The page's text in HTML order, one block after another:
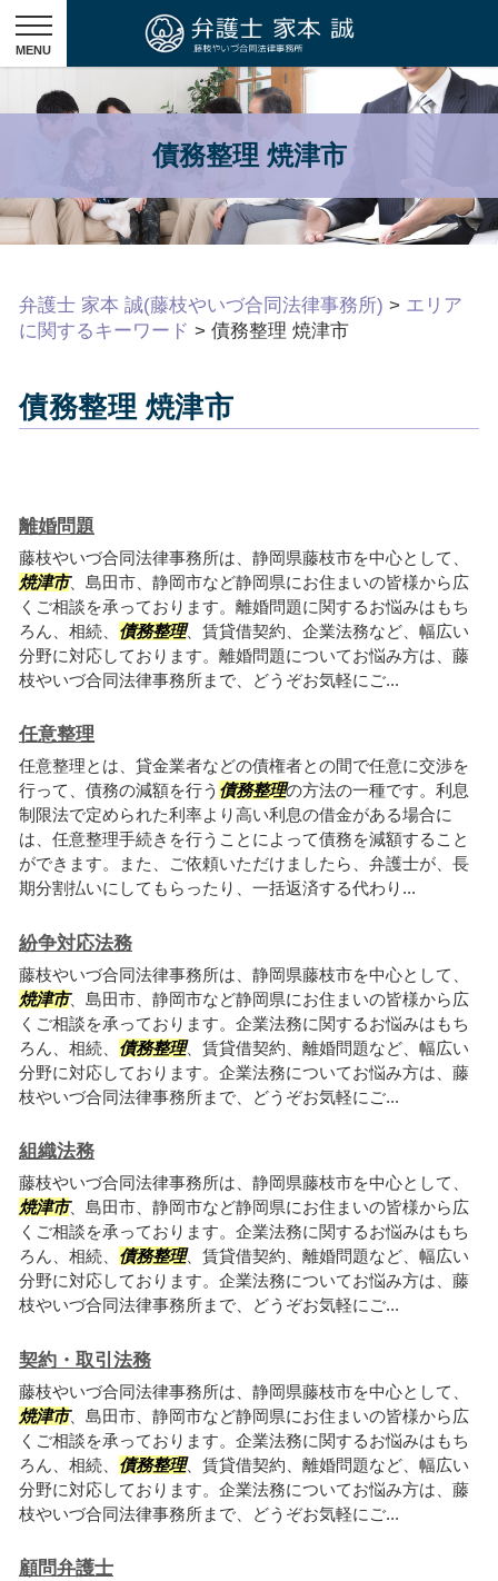
債務整理 焼津市
弁護士 家本 誠(藤枝やいづ合同法律事務所) > エリア
に関するキーワード > 債務整理 焼津市
債務整理 焼津市
離婚問題
藤枝やいづ合同法律事務所は、静岡県藤枝市を中心として、
焼津市、島田市、静岡市など静岡県にお住まいの皆様から広
くご相談を承っております。離婚問題に関するお悩みはもち
ろん、相続、 債務整理、賃貸借契約、企業法務など、幅広い
分野に対応しております。離婚問題についてお悩み方は、藤
枝やいづ合同法律事務所まで、どうぞお気軽にご...
任意整理
任意整理とは、貸金業者などの債権者との間で任意に交渉を
行って、債務の減額を行う 債務整理の方法の一種です。利息
制限法で定められた利率より高い利息の借金がある場合に
は、任意整理手続きを行うことによって債務を減額すること
ができます。また、ご依頼いただけましたら、弁護士が、長
期分割払いにしてもらったり、一括返済する代わり...
紛争対応法務
藤枝やいづ合同法律事務所は、静岡県藤枝市を中心として、
焼津市、島田市、静岡市など静岡県にお住まいの皆様から広
くご相談を承っております。企業法務に関するお悩みはもち
ろん、相続、 債務整理、賃貸借契約、離婚問題など、幅広い
分野に対応しております。企業法務についてお悩み方は、藤
枝やいづ合同法律事務所まで、どうぞお気軽にご...
組織法務
藤枝やいづ合同法律事務所は、静岡県藤枝市を中心として、
焼津市、島田市、静岡市など静岡県にお住まいの皆様から広
くご相談を承っております。企業法務に関するお悩みはもち
ろん、相続、 債務整理、賃貸借契約、離婚問題など、幅広い
分野に対応しております。企業法務についてお悩み方は、藤
枝やいづ合同法律事務所まで、どうぞお気軽にご...
契約・取引法務
藤枝やいづ合同法律事務所は、静岡県藤枝市を中心として、
焼津市、島田市、静岡市など静岡県にお住まいの皆様から広
くご相談を承っております。企業法務に関するお悩みはもち
ろん、相続、 債務整理、賃貸借契約、離婚問題など、幅広い
分野に対応しております。企業法務についてお悩み方は、藤
枝やいづ合同法律事務所まで、どうぞお気軽にご...
顧問弁護士